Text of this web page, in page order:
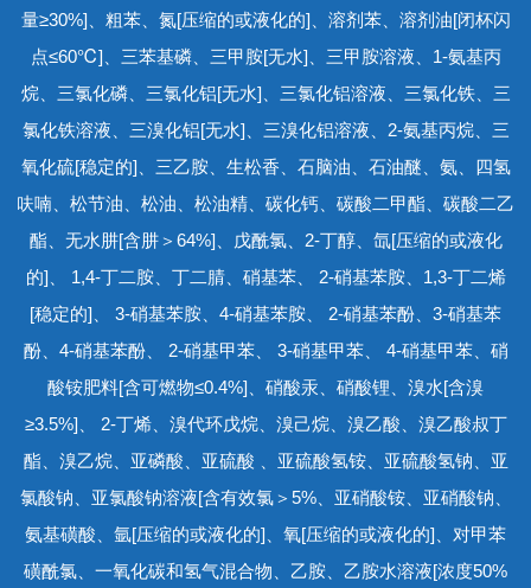
量≥30%]、粗苯、氮[压缩的或液化的]、溶剂苯、溶剂油[闭杯闪
点≤60℃]、三苯基磷、三甲胺[无水]、三甲胺溶液、1-氨基丙
烷、三氯化磷、三氯化铝[无水]、三氯化铝溶液、三氯化铁、三
氯化铁溶液、三溴化铝[无水]、三溴化铝溶液、2-氨基丙烷、三
氧化硫[稳定的]、三乙胺、生松香、石脑油、石油醚、氨、四氢
呋喃、松节油、松油、松油精、碳化钙、碳酸二甲酯、碳酸二乙
酯、无水肼[含肼＞64%]、戊酰氯、2-丁醇、氙[压缩的或液化
的]、 1,4-丁二胺、丁二腈、硝基苯、 2-硝基苯胺、1,3-丁二烯
[稳定的]、 3-硝基苯胺、4-硝基苯胺、 2-硝基苯酚、3-硝基苯
酚、4-硝基苯酚、 2-硝基甲苯、 3-硝基甲苯、 4-硝基甲苯、硝
酸铵肥料[含可燃物≤0.4%]、硝酸汞、硝酸锂、溴水[含溴
≥3.5%]、 2-丁烯、溴代环戊烷、溴己烷、溴乙酸、溴乙酸叔丁
酯、溴乙烷、亚磷酸、亚硫酸 、亚硫酸氢铵、亚硫酸氢钠、亚
氯酸钠、亚氯酸钠溶液[含有效氯＞5%、亚硝酸铵、亚硝酸钠、
氨基磺酸、氩[压缩的或液化的]、氧[压缩的或液化的]、对甲苯
磺酰氯、一氧化碳和氢气混合物、乙胺、乙胺水溶液[浓度50%